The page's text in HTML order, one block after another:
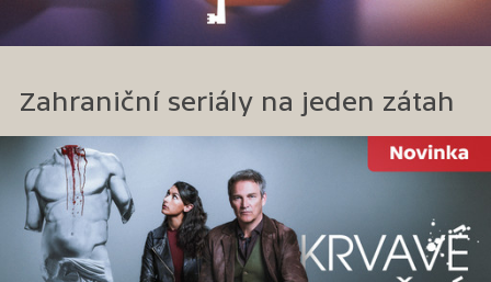
Zahraniční seriály na jeden zátah